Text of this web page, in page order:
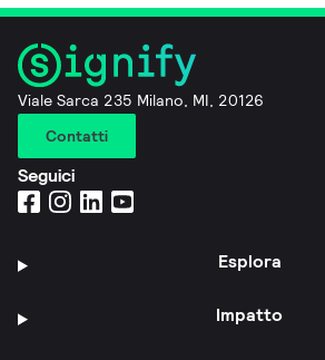
Viale Sarca 235 Milano, MI, 20126
Contatti
Seguici
Esplora
Impatto